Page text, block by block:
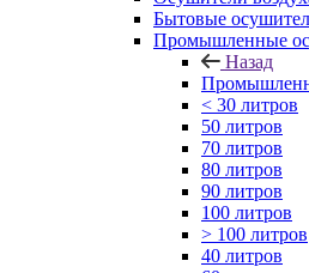
Бытовые
Промышленные
Назад
< 30 литров
50 литров
70 литров
80 литров
90 литров
100 литров
> 100 литров
40 литров